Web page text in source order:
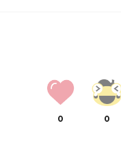
0 0